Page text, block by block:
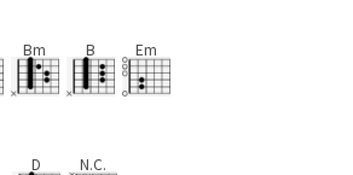
Bm B Em
D N.C.